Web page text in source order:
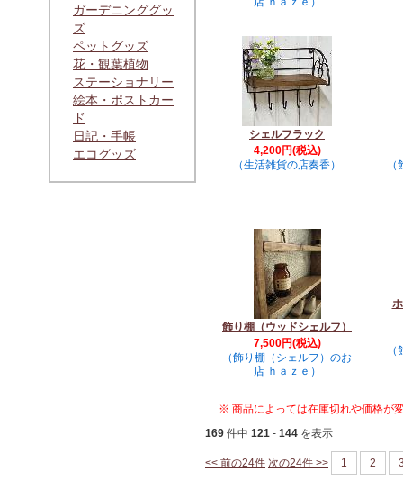
ガーデニンググッ
ズ
ペットグッズ
花・観葉植物
ステーショナリー
絵本・ポストカー
ド
日記・手帳
エコグッズ
シェルフラック
4,200円(税込)
（生活雑貨の店奏香）
飾り棚（ウッドシェルフ）
7,500円(税込)
（飾り棚（シェルフ）のお
店 ｈａｚｅ）
※ 商品によっては在庫切れや価格が
169 件中 121 - 144 を表示
<< 前の24件 次の24件 >> 1 2